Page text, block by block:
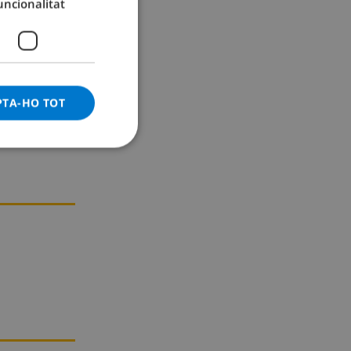
CATALAN
DANISH
HO TOT